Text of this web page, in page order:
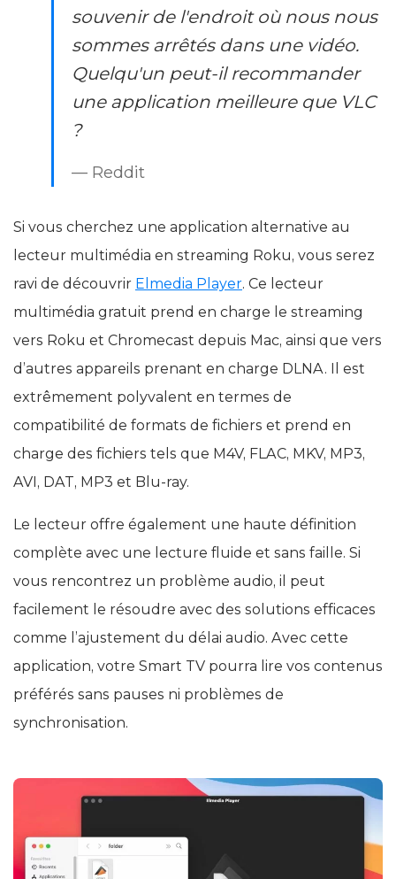
souvenir de l'endroit où nous nous
sommes arrêtés dans une vidéo.
Quelqu'un peut-il recommander
une application meilleure que VLC
?
— Reddit
Si vous cherchez une application alternative au
lecteur multimédia en streaming Roku, vous serez
ravi de découvrir Elmedia Player. Ce lecteur
multimédia gratuit prend en charge le streaming
vers Roku et Chromecast depuis Mac, ainsi que vers
d’autres appareils prenant en charge DLNA. Il est
extrêmement polyvalent en termes de
compatibilité de formats de fichiers et prend en
charge des fichiers tels que M4V, FLAC, MKV, MP3,
AVI, DAT, MP3 et Blu-ray.
Le lecteur offre également une haute définition
complète avec une lecture fluide et sans faille. Si
vous rencontrez un problème audio, il peut
facilement le résoudre avec des solutions efficaces
comme l’ajustement du délai audio. Avec cette
application, votre Smart TV pourra lire vos contenus
préférés sans pauses ni problèmes de
synchronisation.